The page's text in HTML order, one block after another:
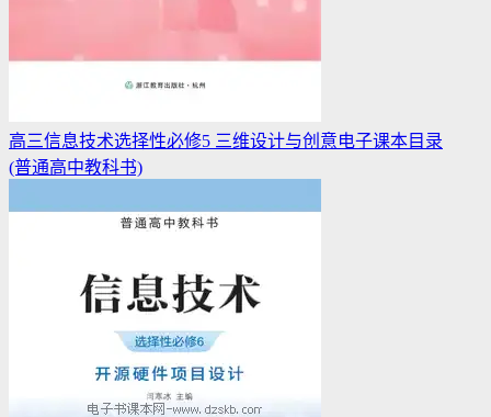
高三信息技术选择性必修5 三维设计与创意电子课本目录
(普通高中教科书)